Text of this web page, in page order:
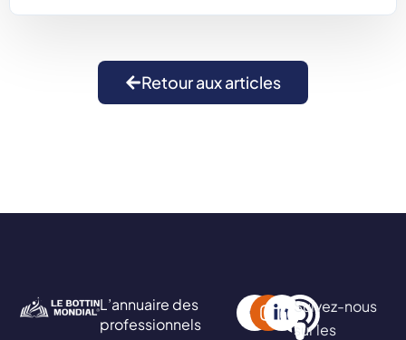
Retour aux articles
L’annuaire des
professionnels
Suivez-nous
sur les